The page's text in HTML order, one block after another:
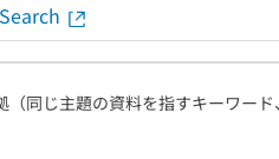
（同じ主題の資料を指すキーワード